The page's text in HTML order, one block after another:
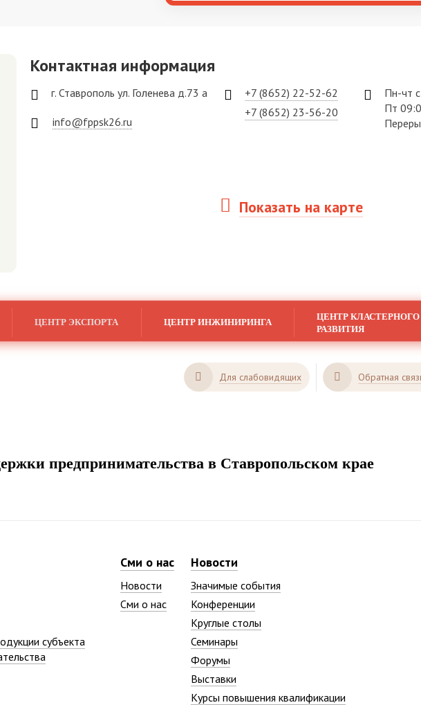
Контактная информация
г. Ставрополь ул. Голенева д.73 а
info@fppsk26.ru
+7 (8652) 22-52-62
+7 (8652) 23-56-20
Пн-чт
Пт
Показать на карте
ЦЕНТР ЭКСПОРТА ЦЕНТР ИНЖИНИРИНГА
ЦЕНТР КЛАСТЕРНОГО
РАЗВИТИЯ
Для слабовидящих Обратная
предпринимательства в Ставропольском крае
субъекта
Сми о нас
Новости
Сми о нас
Новости
Значимые события
Конференции
Круглые столы
Семинары
Форумы
Выставки
Курсы повышения квалификации